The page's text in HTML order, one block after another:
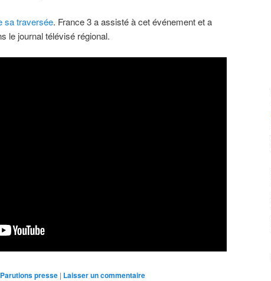
sa traversée. France 3 a assisté à cet événement et a
le journal télévisé régional.
Parutions presse | Laisser un commentaire